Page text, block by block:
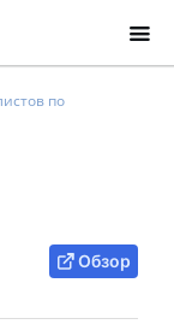
по
Обзор